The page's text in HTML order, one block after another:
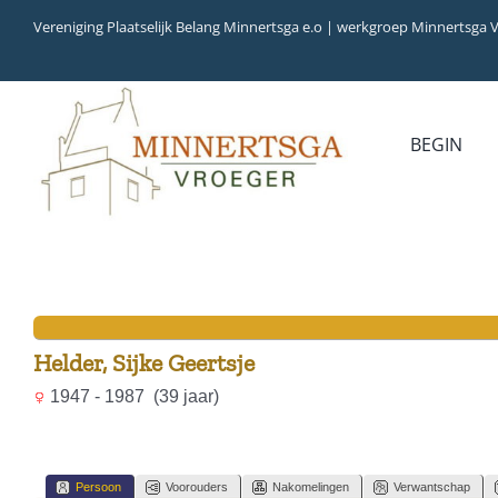
inhoud
Vereniging Plaatselijk Belang Minnertsga e.o | werkgroep Minnertsga
BEGIN
VIDEO (FILM)
AANWINSTEN
INWONERS 65+ IN 1979
Helder, Sijke Geertsje
1947 - 1987 (39 jaar)
Persoon Voorouders Nakomelingen Verwantschap